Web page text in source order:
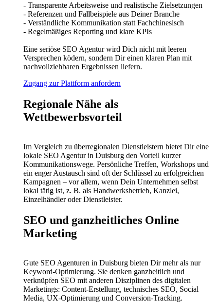
- Transparente Arbeitsweise und realistische Zielsetzungen
- Referenzen und Fallbeispiele aus Deiner Branche
- Verständliche Kommunikation statt Fachchinesisch
- Regelmäßiges Reporting und klare KPIs
Eine seriöse SEO Agentur wird Dich nicht mit leeren
Versprechen ködern, sondern Dir einen klaren Plan mit
nachvollziehbaren Ergebnissen liefern.
Zugang zur Plattform anfordern
Regionale Nähe als
Wettbewerbsvorteil
Im Vergleich zu überregionalen Dienstleistern bietet Dir eine
lokale SEO Agentur in Duisburg den Vorteil kurzer
Kommunikationswege. Persönliche Treffen, Workshops und
ein enger Austausch sind oft der Schlüssel zu erfolgreichen
Kampagnen – vor allem, wenn Dein Unternehmen selbst
lokal tätig ist, z. B. als Handwerksbetrieb, Kanzlei,
Einzelhändler oder Dienstleister.
SEO und ganzheitliches Online
Marketing
Gute SEO Agenturen in Duisburg bieten Dir mehr als nur
Keyword-Optimierung. Sie denken ganzheitlich und
verknüpfen SEO mit anderen Disziplinen des digitalen
Marketings: Content-Erstellung, technisches SEO, Social
Media, UX-Optimierung und Conversion-Tracking.